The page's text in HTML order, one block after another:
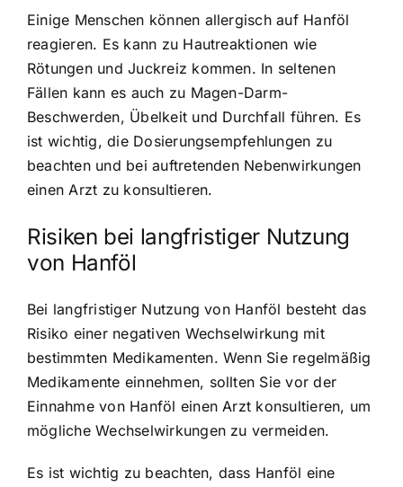
Einige Menschen können allergisch auf Hanföl
reagieren. Es kann zu Hautreaktionen wie
Rötungen und Juckreiz kommen. In seltenen
Fällen kann es auch zu Magen-Darm-
Beschwerden, Übelkeit und Durchfall führen. Es
ist wichtig, die Dosierungsempfehlungen zu
beachten und bei auftretenden Nebenwirkungen
einen Arzt zu konsultieren.
Risiken bei langfristiger Nutzung
von Hanföl
Bei langfristiger Nutzung von Hanföl besteht das
Risiko einer negativen Wechselwirkung mit
bestimmten Medikamenten. Wenn Sie regelmäßig
Medikamente einnehmen, sollten Sie vor der
Einnahme von Hanföl einen Arzt konsultieren, um
mögliche Wechselwirkungen zu vermeiden.
Es ist wichtig zu beachten, dass Hanföl eine